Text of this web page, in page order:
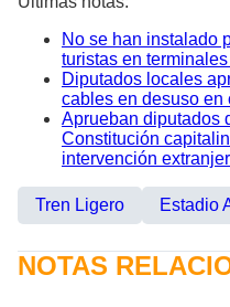
No se han instalado
turistas en
Diputados locales
cables en desuso en
Aprueban diputados
Constitución
intervención
Tren Ligero Estadio
NOTAS